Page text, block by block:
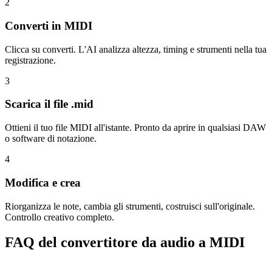
2
Converti in MIDI
Clicca su converti. L'AI analizza altezza, timing e strumenti nella tua
registrazione.
3
Scarica il file .mid
Ottieni il tuo file MIDI all'istante. Pronto da aprire in qualsiasi DAW
o software di notazione.
4
Modifica e crea
Riorganizza le note, cambia gli strumenti, costruisci sull'originale.
Controllo creativo completo.
FAQ del convertitore da audio a MIDI